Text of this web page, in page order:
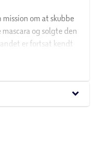
mission om at skubbe
og solgte den
er fortsat kendt
keyboard_arrow_down